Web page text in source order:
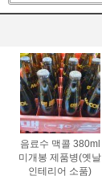
음료수 맥콜 380ml
미개봉 제품병(옛날
인테리어 소품)